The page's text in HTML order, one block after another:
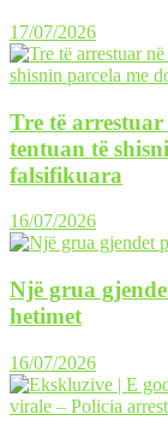
17/07/2026
Tre të
tentuan të
falsifikuara
16/07/2026
Një grua
hetimet
16/07/2026